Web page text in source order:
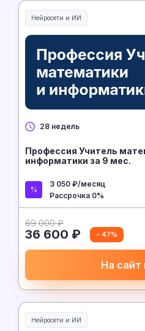
Нейросети и ИИ
Нейросети и искусственный
28 недель
Профессия Учитель
информатики за 9 мес.
3 050 ₽/месяц
Рассрочка 0%
69 000 ₽
36 600 ₽ - 47%
На сайт
Нейросети и ИИ
Нейросети и искусственный